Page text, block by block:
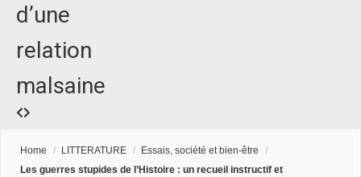
d’une
relation
malsaine
Home / LITTERATURE / Essais, société et bien-être
/
Les guerres stupides de l’Histoire : un recueil instructif et